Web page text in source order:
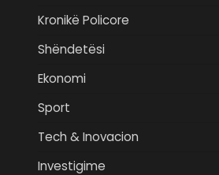
Kronikë Policore
Shëndetësi
Ekonomi
Sport
Tech & Inovacion
Investigime